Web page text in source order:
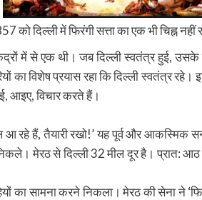
दिल्ली में फिरंगी सत्ता का एक भी चिह्न नहीं
में से एक थी। जब दिल्ली स्वतंत्र हुई, उसके
का विशेष प्रयास रहा कि दिल्ली स्वतंत्र रहे।
आइए, विचार करते हैं।
रहे हैं, तैयारी रखो!’ यह पूर्व और आकस्मिक
मेरठ से दिल्ली 32 मील दूर है। प्रात:
का सामना करने निकला। मेरठ की सेना ने